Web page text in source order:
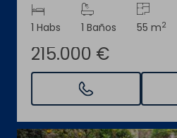
1 Habs 1 Baños 55 m2
215.000 €